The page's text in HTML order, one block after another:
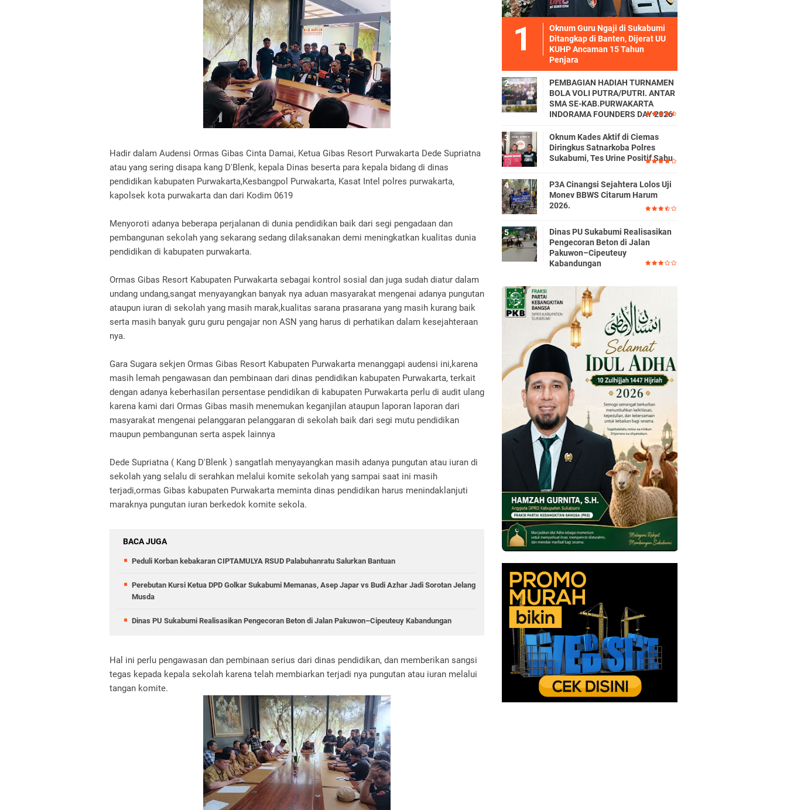
Hadir dalam Audensi Ormas Gibas Cinta Damai, Ketua Gibas Resort Purwakarta Dede Supriatna
atau yang sering disapa kang D'Blenk, kepala Dinas beserta para kepala bidang di dinas
pendidikan kabupaten Purwakarta,Kesbangpol Purwakarta, Kasat Intel polres purwakarta,
kapolsek kota purwakarta dan dari Kodim 0619
Menyoroti adanya beberapa perjalanan di dunia pendidikan baik dari segi pengadaan dan
pembangunan sekolah yang sekarang sedang dilaksanakan demi meningkatkan kualitas dunia
pendidikan di kabupaten purwakarta.
Ormas Gibas Resort Kabupaten Purwakarta sebagai kontrol sosial dan juga sudah diatur dalam
undang undang,sangat menyayangkan banyak nya aduan masyarakat mengenai adanya pungutan
ataupun iuran di sekolah yang masih marak,kualitas sarana prasarana yang masih kurang baik
serta masih banyak guru guru pengajar non ASN yang harus di perhatikan dalam kesejahteraan
nya.
Gara Sugara sekjen Ormas Gibas Resort Kabupaten Purwakarta menanggapi audensi ini,karena
masih lemah pengawasan dan pembinaan dari dinas pendidikan kabupaten Purwakarta, terkait
dengan adanya keberhasilan persentase pendidikan di kabupaten Purwakarta perlu di audit ulang
karena kami dari Ormas Gibas masih menemukan keganjilan ataupun laporan laporan dari
masyarakat mengenai pelanggaran pelanggaran di sekolah baik dari segi mutu pendidikan
maupun pembangunan serta aspek lainnya
Dede Supriatna ( Kang D'Blenk ) sangatlah menyayangkan masih adanya pungutan atau iuran di
sekolah yang selalu di serahkan melalui komite sekolah yang sampai saat ini masih
terjadi,ormas Gibas kabupaten Purwakarta meminta dinas pendidikan harus menindaklanjuti
maraknya pungutan iuran berkedok komite sekola.
BACA JUGA
Peduli Korban kebakaran CIPTAMULYA RSUD Palabuhanratu Salurkan Bantuan
Perebutan Kursi Ketua DPD Golkar Sukabumi Memanas, Asep Japar vs Budi Azhar Jadi Sorotan Jelang
Musda
Dinas PU Sukabumi Realisasikan Pengecoran Beton di Jalan Pakuwon–Cipeuteuy Kabandungan
Hal ini perlu pengawasan dan pembinaan serius dari dinas pendidikan, dan memberikan sangsi
tegas kepada kepala sekolah karena telah membiarkan terjadi nya pungutan atau iuran melalui
tangan komite.
Oknum Guru Ngaji di Sukabumi
Ditangkap di Banten, Dijerat UU
KUHP Ancaman 15 Tahun
Penjara
PEMBAGIAN HADIAH TURNAMEN
BOLA VOLI PUTRA/PUTRI. ANTAR
SMA SE-KAB.PURWAKARTA
INDORAMA FOUNDERS DAY 2026
Oknum Kades Aktif di Ciemas
Diringkus Satnarkoba Polres
Sukabumi, Tes Urine Positif Sabu
P3A Cinangsi Sejahtera Lolos Uji
Monev BBWS Citarum Harum
2026.
Dinas PU Sukabumi Realisasikan
Pengecoran Beton di Jalan
Pakuwon–Cipeuteuy
Kabandungan